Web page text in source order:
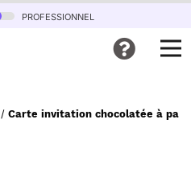
professionnel
/ Carte invitation chocolatée à